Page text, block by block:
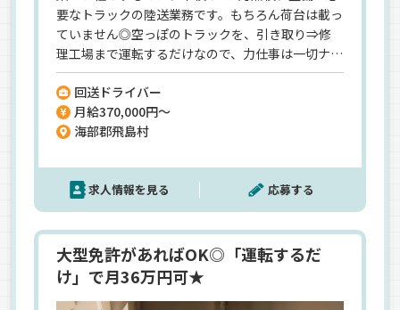
要なトラックの陸送業務です。もちろん荷台は載っ
ていません◎空っぽのトラックを、引き取り⇒修
理工場まで運転するだけなので、力仕事は一切ナシ
★だからこそ…ドライバーとしての経験は不問！
荷物を運ぶ”配送”ではなく、トラックを運転して
移動させる”回送”なので、安全に運転にできる方な
ら未経験でも大歓迎です◎＼月給37万円も叶う／
の想いから、早出・残業などの時間外手当はしっ
かり支給！頑張っている人は損させません◎面接
はカフェ集合！ラフな雰囲気なので話しやすい♪
回送ドライバー
月給370,000円～
海部郡飛島村
求人情報を見る 応募する
大型免許があればOK◎「運転するだ
け」で月36万円可★